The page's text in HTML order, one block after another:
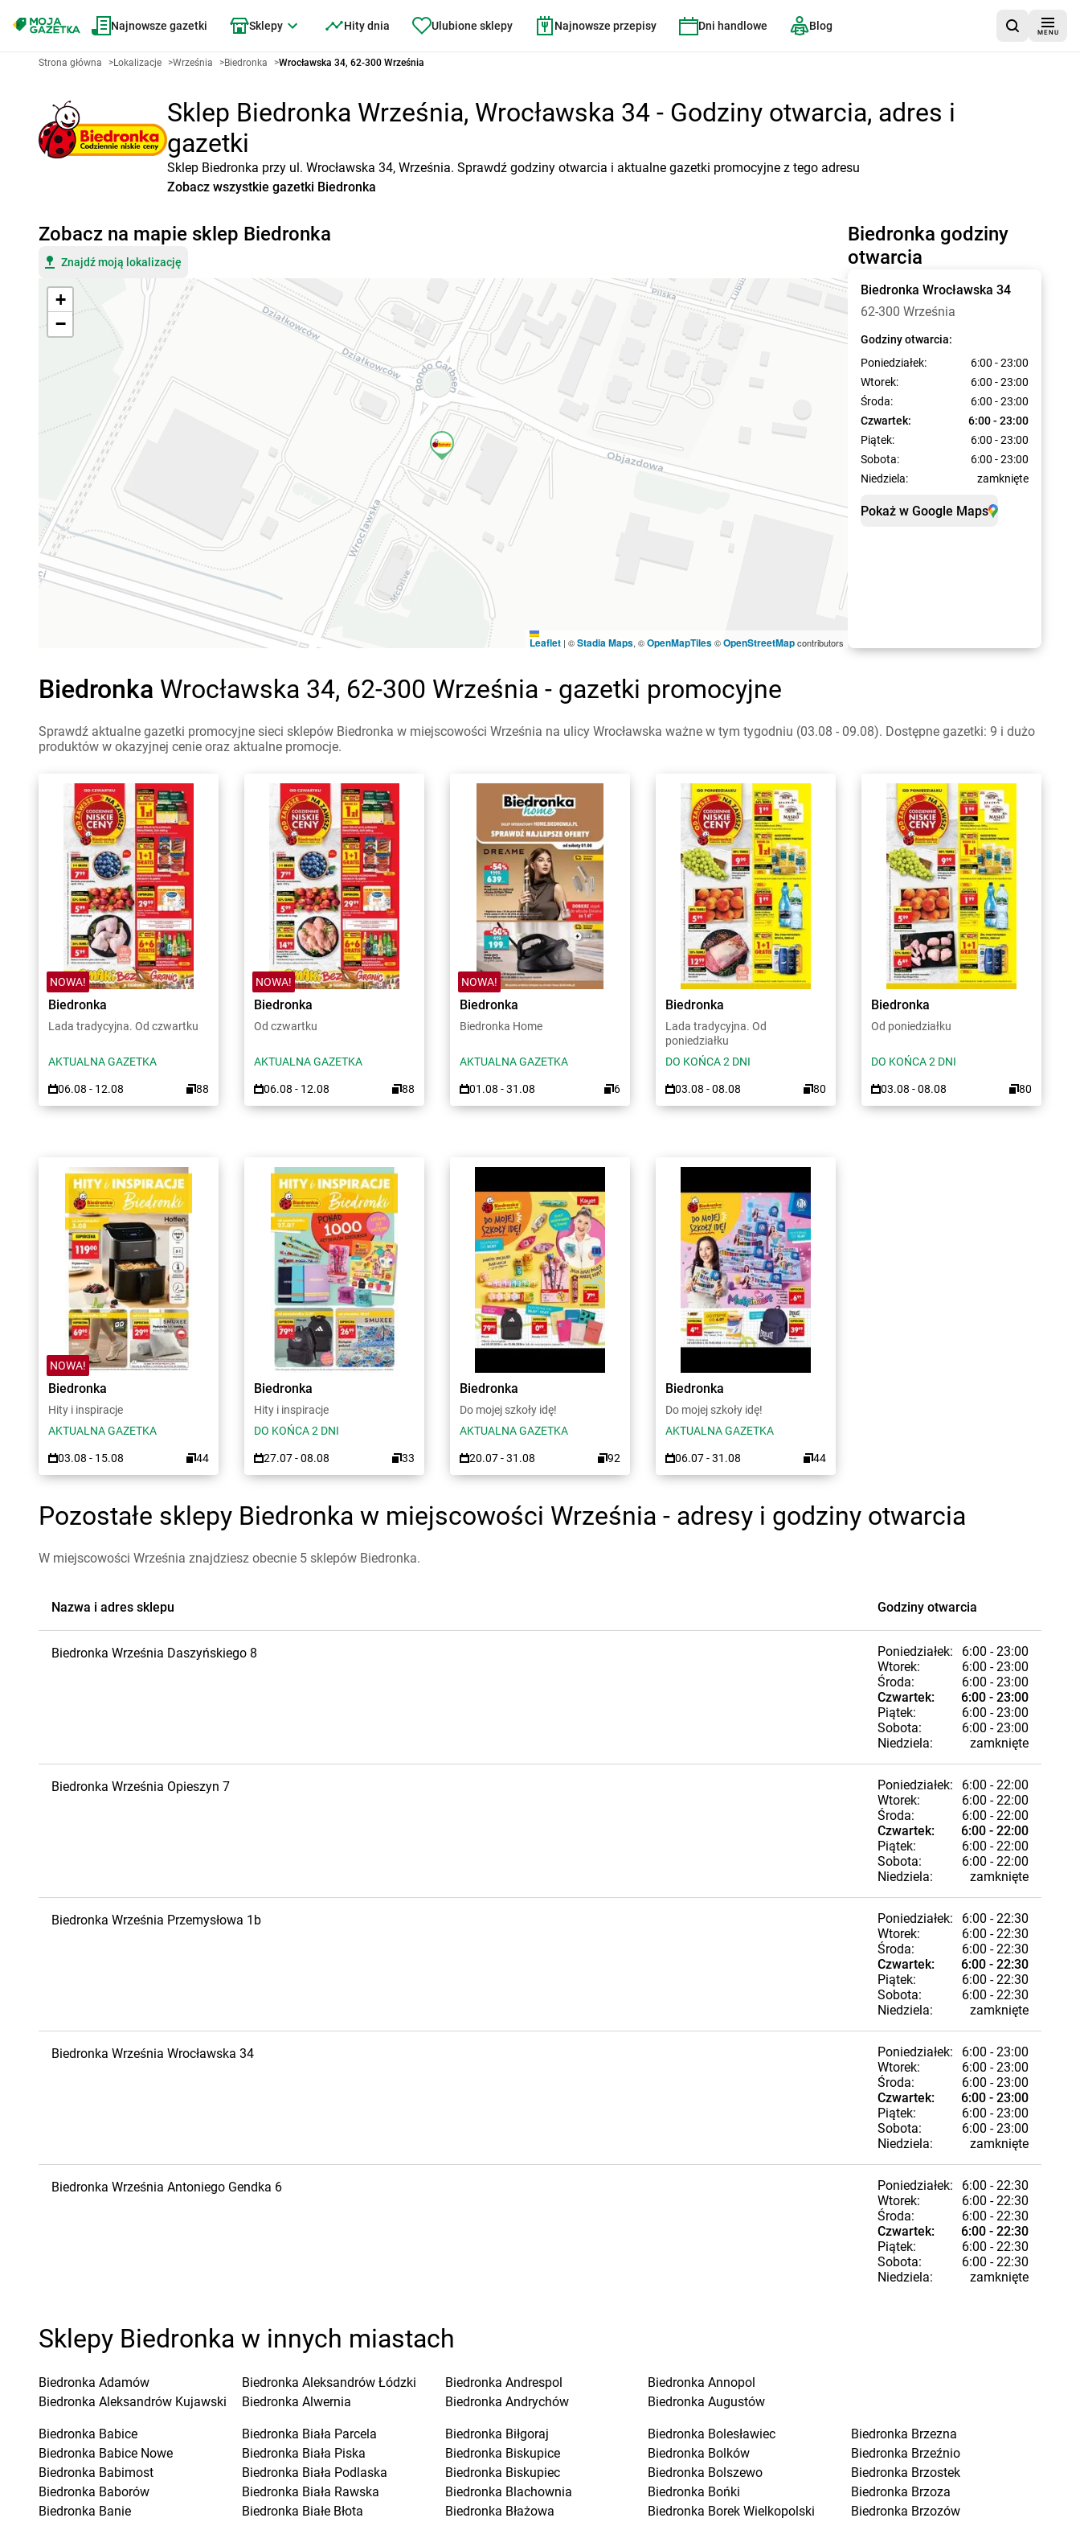
Najnowsze gazetki Sklepy Hity dnia Ulubione sklepy Najnowsze przepisy Dni handlowe Blog
MENU
Strona główna >Lokalizacje >Września >Biedronka >Wrocławska 34, 62-300 Września
Sklep Biedronka Września, Wrocławska 34 - Godziny otwarcia, adres i
gazetki
Sklep Biedronka przy ul. Wrocławska 34, Września. Sprawdź godziny otwarcia i aktualne gazetki promocyjne z tego adresu
Zobacz wszystkie gazetki Biedronka
Biedronka godziny
otwarcia
Biedronka Wrocławska 34
62-300 Września
Godziny otwarcia:
Poniedziałek:
6:00 - 23:00
Wtorek:
6:00 - 23:00
Środa:
6:00 - 23:00
Czwartek:
6:00 - 23:00
Piątek:
6:00 - 23:00
Sobota:
6:00 - 23:00
Niedziela:
zamknięte
Pokaż w Google Maps
Zobacz na mapie sklep Biedronka
Znajdź moją lokalizację
+
−
Leaflet | ©Stadia Maps, ©OpenMapTiles©OpenStreetMapcontributors
Biedronka Wrocławska 34, 62-300 Września - gazetki promocyjne
Sprawdź aktualne gazetki promocyjne sieci sklepów Biedronka w miejscowości Września na ulicy Wrocławska ważne w tym tygodniu (03.08 - 09.08). Dostępne gazetki: 9 i dużo
produktów w okazyjnej cenie oraz aktualne promocje.
NOWA!
Biedronka
Lada tradycyjna. Od czwartku
AKTUALNA GAZETKA
06.08 - 12.08 88
NOWA!
Biedronka
Od czwartku
AKTUALNA GAZETKA
06.08 - 12.08 88
NOWA!
Biedronka
Biedronka Home
AKTUALNA GAZETKA
01.08 - 31.08 6
Biedronka
Lada tradycyjna. Od
poniedziałku
DO KOŃCA 2 DNI
03.08 - 08.08 80
Biedronka
Od poniedziałku
DO KOŃCA 2 DNI
03.08 - 08.08 80
NOWA!
Biedronka
Hity i inspiracje
AKTUALNA GAZETKA
03.08 - 15.08 44
Biedronka
Hity i inspiracje
DO KOŃCA 2 DNI
27.07 - 08.08 33
Biedronka
Do mojej szkoły idę!
AKTUALNA GAZETKA
20.07 - 31.08 92
Biedronka
Do mojej szkoły idę!
AKTUALNA GAZETKA
06.07 - 31.08 44
Pozostałe sklepy Biedronka w miejscowości Września - adresy i godziny otwarcia
W miejscowości Września znajdziesz obecnie 5 sklepów Biedronka.
Nazwa i adres sklepu Godziny otwarcia
Biedronka Września Daszyńskiego 8 Poniedziałek:
6:00 - 23:00
Wtorek:
6:00 - 23:00
Środa:
6:00 - 23:00
Czwartek:
6:00 - 23:00
Piątek:
6:00 - 23:00
Sobota:
6:00 - 23:00
Niedziela:
zamknięte
Biedronka Września Opieszyn 7 Poniedziałek:
6:00 - 22:00
Wtorek:
6:00 - 22:00
Środa:
6:00 - 22:00
Czwartek:
6:00 - 22:00
Piątek:
6:00 - 22:00
Sobota:
6:00 - 22:00
Niedziela:
zamknięte
Biedronka Września Przemysłowa 1b Poniedziałek:
6:00 - 22:30
Wtorek:
6:00 - 22:30
Środa:
6:00 - 22:30
Czwartek:
6:00 - 22:30
Piątek:
6:00 - 22:30
Sobota:
6:00 - 22:30
Niedziela:
zamknięte
Biedronka Września Wrocławska 34 Poniedziałek:
6:00 - 23:00
Wtorek:
6:00 - 23:00
Środa:
6:00 - 23:00
Czwartek:
6:00 - 23:00
Piątek:
6:00 - 23:00
Sobota:
6:00 - 23:00
Niedziela:
zamknięte
Biedronka Września Antoniego Gendka 6 Poniedziałek:
6:00 - 22:30
Wtorek:
6:00 - 22:30
Środa:
6:00 - 22:30
Czwartek:
6:00 - 22:30
Piątek:
6:00 - 22:30
Sobota:
6:00 - 22:30
Niedziela:
zamknięte
Sklepy Biedronka w innych miastach
Biedronka Adamów
Biedronka Aleksandrów Kujawski
Biedronka Aleksandrów Łódzki
Biedronka Alwernia
Biedronka Andrespol
Biedronka Andrychów
Biedronka Annopol
Biedronka Augustów
Biedronka Babice
Biedronka Babice Nowe
Biedronka Babimost
Biedronka Baborów
Biedronka Banie
Biedronka Biała Parcela
Biedronka Biała Piska
Biedronka Biała Podlaska
Biedronka Biała Rawska
Biedronka Białe Błota
Biedronka Biłgoraj
Biedronka Biskupice
Biedronka Biskupiec
Biedronka Blachownia
Biedronka Błażowa
Biedronka Bolesławiec
Biedronka Bolków
Biedronka Bolszewo
Biedronka Bońki
Biedronka Borek Wielkopolski
Biedronka Brzezna
Biedronka Brzeźnio
Biedronka Brzostek
Biedronka Brzoza
Biedronka Brzozów